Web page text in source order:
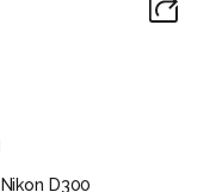
Nikon D300